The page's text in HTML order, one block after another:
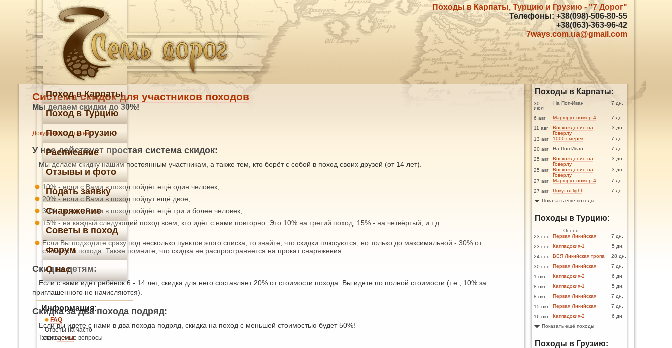
Походы в Карпаты, Турцию и Грузию - "7 Дорог"
Телефоны: +38(098)-506-80-55
+38(063)-363-96-42
7ways.com.ua@gmail.com
Система скидок для участников походов
Мы делаем скидки до 30%!
Документы и статьи
У нас действует простая система скидок:
Мы делаем скидку нашим постоянным участникам, а также тем, кто берёт с собой в поход своих друзей (от 14 лет).
10% - если с Вами в поход пойдёт ещё один человек;
20% - если с Вами в поход пойдут ещё двое;
30% - если с Вами в поход пойдёт ещё три и более человек;
+5% - на каждый следующий поход всем, кто идёт с нами повторно. Это 10% на третий поход, 15% - на четвёртый, и т.д.
Если Вы подходите сразу под несколько пунктов этого списка, то знайте, что скидки плюсуются, но только до максимальной - 30% от
стоимости похода. Также помните, что скидка не распространяется на прокат снаряжения.
Скидки детям:
Если с вами идёт ребёнок 6 - 14 лет, скидка для него составляет 20% от стоимости похода. Вы идете по полной стоимости (т.е., 10% за
приглашенного не начисляются).
Скидка за два похода подряд:
Если вы идете с нами в два похода подряд, скидка на поход с меньшей стоимостью будет 50%!
Теги:цены
Поход в Карпаты
Поход в Турцию
Поход в Грузию
Расписание
Отзывы и фото
Подать заявку
Снаряжение
Советы в поход
Форум
О нас
Информация:
FAQ
Ответы на часто
задаваемые вопросы
Походы в Карпаты:
30
июл
На Поп-Иван 7 дн.
6 авг Маршрут номер 4
7 дн.
11 авг
Восхождение на
Говерлу
3 дн.
13 авг 1000 смерек
7 дн.
20 авг
На Поп-Иван
7 дн.
25 авг
Восхождение на
Говерлу
3 дн.
25 авг
Восхождение на
Говерлу
3 дн.
27 авг Маршрут номер 4
7 дн.
27 авг
Покуття-light
7 дн.
Показать ещё походы
Походы в Турцию:
------------------ Осень -----------------
23 сен
Первая Ликийская
7 дн.
23 сен
Каппадокия-1
5 дн.
24 сен
ВСЯ Ликийская тропа
28 дн.
30 сен
Первая Ликийская
7 дн.
1 окт
Каппадокия-2
6 дн.
8 окт
Каппадокия-1
5 дн.
8 окт
Первая Ликийская
7 дн.
15 окт
Первая Ликийская
7 дн.
16 окт
Каппадокия-2
6 дн.
Показать ещё походы
Походы в Грузию: